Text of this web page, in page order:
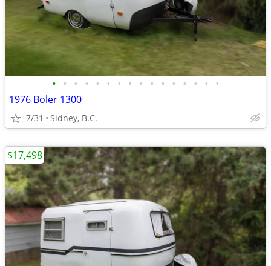
• • • • • • • • • • • • • • • •
1976 Boler 1300
7/31 Sidney, B.C.
$17,498